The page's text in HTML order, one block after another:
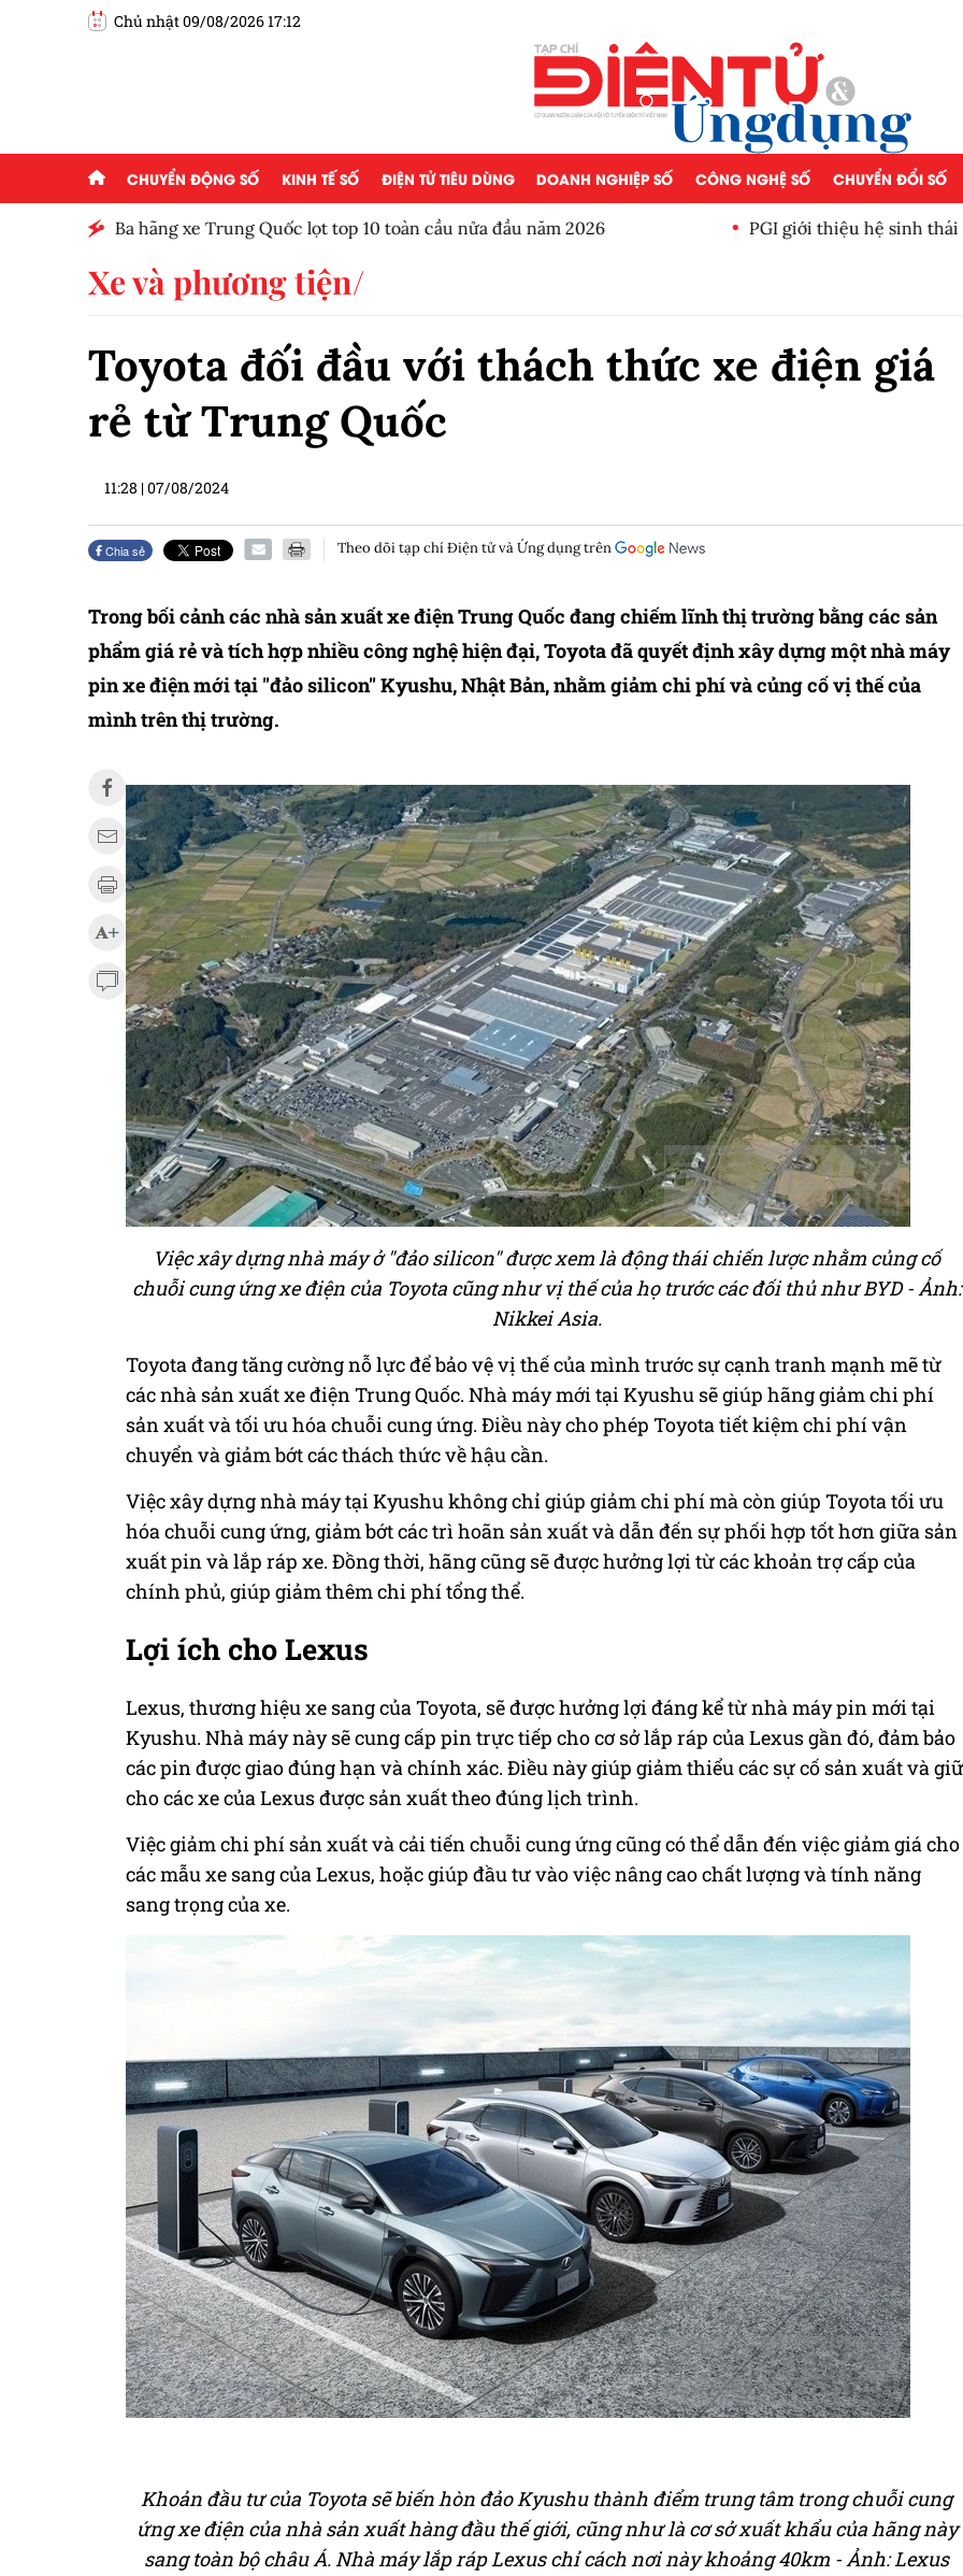
Chủ nhật 09/08/2026 17:12
CHUYỂN ĐỘNG SỐ KINH TẾ SỐ ĐIỆN TỬ TIÊU DÙNG DOANH NGHIỆP SỐ CÔNG NGHỆ SỐ CHUYỂN ĐỔI SỐ
Ba hãng xe Trung Quốc lọt top 10 toàn cầu nửa đầu năm 2026 PGI giới thiệu hệ sinh thái
Xe và phương tiện
Toyota đối đầu với thách thức xe điện giá
rẻ từ Trung Quốc
11:28 |07/08/2024
Chia sẻ Theo dõi tạp chí Điện tử và Ứng dụng trên
Trong bối cảnh các nhà sản xuất xe điện Trung Quốc đang chiếm lĩnh thị trường bằng các sản
phẩm giá rẻ và tích hợp nhiều công nghệ hiện đại, Toyota đã quyết định xây dựng một nhà máy
pin xe điện mới tại "đảo silicon" Kyushu, Nhật Bản, nhằm giảm chi phí và củng cố vị thế của
mình trên thị trường.
Việc xây dựng nhà máy ở "đảo silicon" được xem là động thái chiến lược nhằm củng cố
chuỗi cung ứng xe điện của Toyota cũng như vị thế của họ trước các đối thủ như BYD - Ảnh:
Nikkei Asia.
Toyota đang tăng cường nỗ lực để bảo vệ vị thế của mình trước sự cạnh tranh mạnh mẽ từ
các nhà sản xuất xe điện Trung Quốc. Nhà máy mới tại Kyushu sẽ giúp hãng giảm chi phí
sản xuất và tối ưu hóa chuỗi cung ứng. Điều này cho phép Toyota tiết kiệm chi phí vận
chuyển và giảm bớt các thách thức về hậu cần.
Việc xây dựng nhà máy tại Kyushu không chỉ giúp giảm chi phí mà còn giúp Toyota tối ưu
hóa chuỗi cung ứng, giảm bớt các trì hoãn sản xuất và dẫn đến sự phối hợp tốt hơn giữa sản
xuất pin và lắp ráp xe. Đồng thời, hãng cũng sẽ được hưởng lợi từ các khoản trợ cấp của
chính phủ, giúp giảm thêm chi phí tổng thể.
Lợi ích cho Lexus
Lexus, thương hiệu xe sang của Toyota, sẽ được hưởng lợi đáng kể từ nhà máy pin mới tại
Kyushu. Nhà máy này sẽ cung cấp pin trực tiếp cho cơ sở lắp ráp của Lexus gần đó, đảm bảo
các pin được giao đúng hạn và chính xác. Điều này giúp giảm thiểu các sự cố sản xuất và giữ
cho các xe của Lexus được sản xuất theo đúng lịch trình.
Việc giảm chi phí sản xuất và cải tiến chuỗi cung ứng cũng có thể dẫn đến việc giảm giá cho
các mẫu xe sang của Lexus, hoặc giúp đầu tư vào việc nâng cao chất lượng và tính năng
sang trọng của xe.
Khoản đầu tư của Toyota sẽ biến hòn đảo Kyushu thành điểm trung tâm trong chuỗi cung
ứng xe điện của nhà sản xuất hàng đầu thế giới, cũng như là cơ sở xuất khẩu của hãng này
sang toàn bộ châu Á. Nhà máy lắp ráp Lexus chỉ cách nơi này khoảng 40km - Ảnh: Lexus